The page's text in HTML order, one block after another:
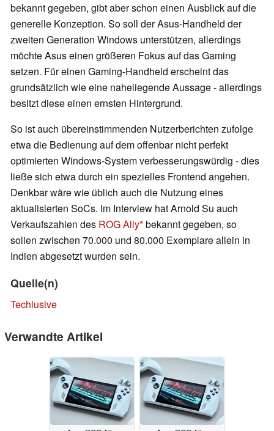
bekannt gegeben, gibt aber schon einen Ausblick auf die
generelle Konzeption. So soll der Asus-Handheld der
zweiten Generation Windows unterstützen, allerdings
möchte Asus einen größeren Fokus auf das Gaming
setzen. Für einen Gaming-Handheld erscheint das
grundsätzlich wie eine naheliegende Aussage - allerdings
besitzt diese einen ernsten Hintergrund.
So ist auch übereinstimmenden Nutzerberichten zufolge
etwa die Bedienung auf dem offenbar nicht perfekt
optimierten Windows-System verbesserungswürdig - dies
ließe sich etwa durch ein spezielles Frontend angehen.
Denkbar wäre wie üblich auch die Nutzung eines
aktualisierten SoCs. Im Interview hat Arnold Su auch
Verkaufszahlen des ROG Ally bekannt gegeben, so
sollen zwischen 70.000 und 80.000 Exemplare allein in
Indien abgesetzt wurden sein.
Quelle(n)
Techlusive
Verwandte Artikel